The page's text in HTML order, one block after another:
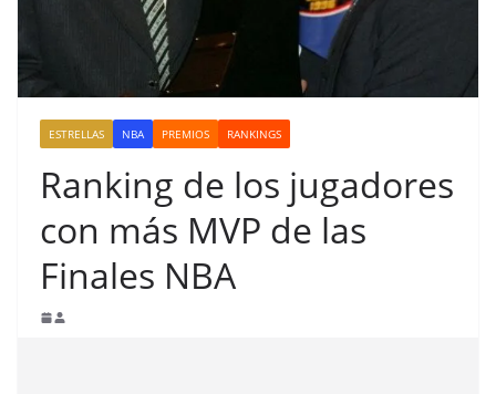
ESTRELLAS NBA PREMIOS RANKINGS
Ranking de los jugadores
con más MVP de las
Finales NBA